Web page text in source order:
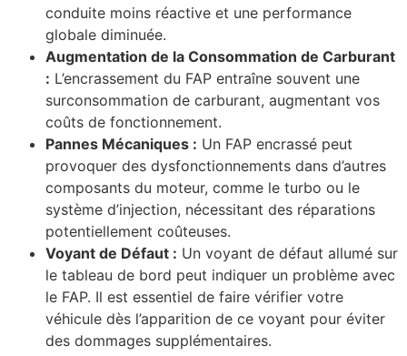
conduite moins réactive et une performance
globale diminuée.
Augmentation de la Consommation de Carburant
: L’encrassement du FAP entraîne souvent une
surconsommation de carburant, augmentant vos
coûts de fonctionnement.
Pannes Mécaniques : Un FAP encrassé peut
provoquer des dysfonctionnements dans d’autres
composants du moteur, comme le turbo ou le
système d’injection, nécessitant des réparations
potentiellement coûteuses.
Voyant de Défaut : Un voyant de défaut allumé sur
le tableau de bord peut indiquer un problème avec
le FAP. Il est essentiel de faire vérifier votre
véhicule dès l’apparition de ce voyant pour éviter
des dommages supplémentaires.